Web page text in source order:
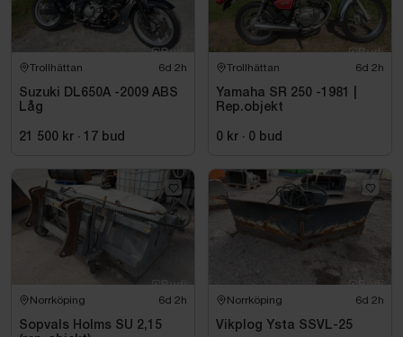
Trollhättan 6d 2h
Suzuki DL650A -2009 ABS
Låg
21 500 kr · 17 bud
Trollhättan 6d 2h
Yamaha SR 250 -1981 |
Rep.objekt
0 kr · 0 bud
Norrköping 6d 2h
Sopvals Holms SU 2,15
Norrköping 6d 2h
Vikplog Ysta SSVL-25